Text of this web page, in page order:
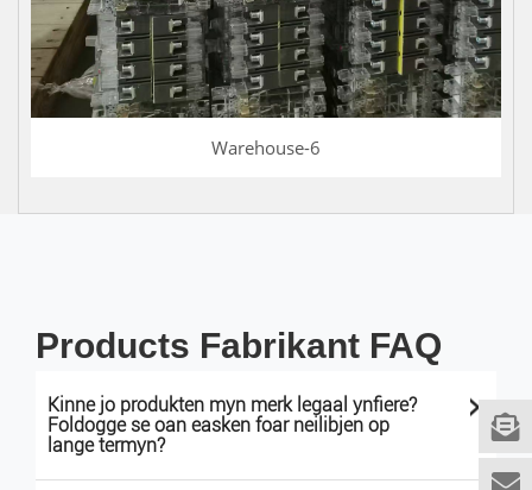
Warehouse-6
Products Fabrikant FAQ
Kinne jo produkten myn merk legaal ynfiere?
Foldogge se oan easken foar neilibjen op
lange termyn?
>